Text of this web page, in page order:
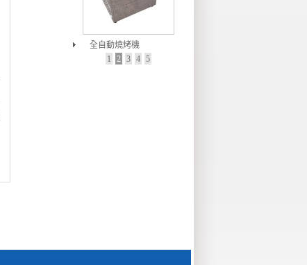
全自動燒烤機
1
2 3 4 5